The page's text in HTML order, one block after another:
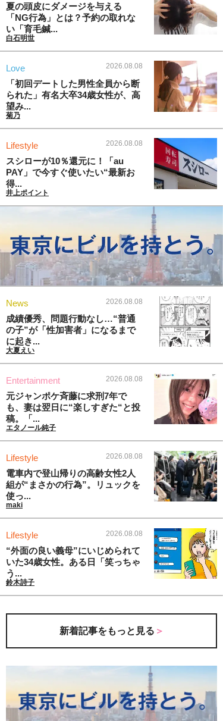
夏の頭皮にダメージを与える
「NG行為」とは？予約の取れな
い「育毛鍼...
白石明世
Love 2026.08.08
「初回デートした男性全員から断
られた」有名大卒34歳女性が、高
望み...
菊乃
Lifestyle 2026.08.08
スシローが10％還元に！「au
PAY」で今すぐ使いたい“最新お
得...
井上ポイント
News 2026.08.08
成績優秀、問題行動なし…“普通
の子”が「性加害者」になるまで
に起き...
大夏えい
Entertainment 2026.08.08
元ジャンポケ斉藤に求刑7年で
も、妻は翌日に“楽しすぎた“と投
稿。「...
エタノール純子
Lifestyle 2026.08.08
電車内で登山帰りの高齢女性2人
組が“まさかの行為”。リュックを
使っ...
maki
Lifestyle 2026.08.08
“外面の良い義母”にいじめられて
いた34歳女性。ある日「笑っちゃ
う...
鈴木詩子
新着記事をもっと見る